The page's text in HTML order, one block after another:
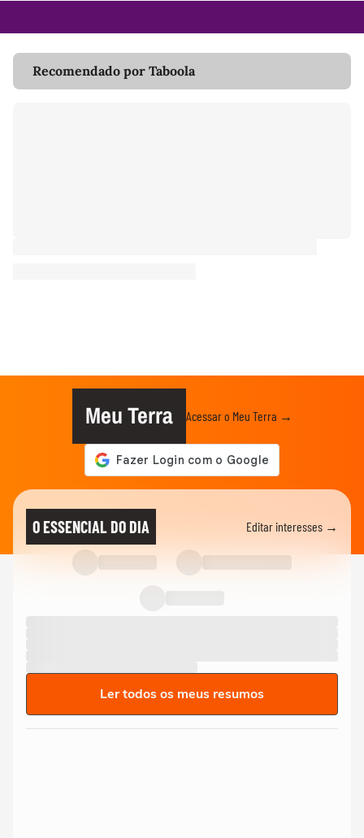
Recomendado por Taboola
Meu Terra Acessar o Meu Terra →
O ESSENCIAL DO DIA Editar interesses →
Ler todos os meus resumos